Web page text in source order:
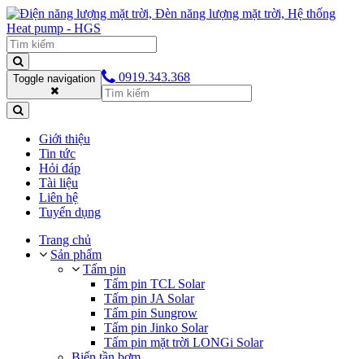
Toggle navigation 0919.343.368
Giới thiệu
Tin tức
Hỏi đáp
Tài liệu
Liên hệ
Tuyển dụng
Trang chủ
Sản phẩm
Tấm pin
Tấm pin TCL Solar
Tấm pin JA Solar
Tấm pin Sungrow
Tấm pin Jinko Solar
Tấm pin mặt trời LONGi Solar